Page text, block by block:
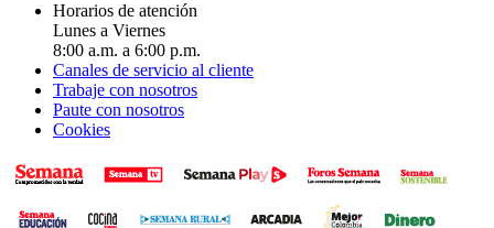
Horarios de atención
Lunes a Viernes
8:00 a.m. a 6:00 p.m.
Canales de servicio al cliente
Trabaje con nosotros
Paute con nosotros
Cookies